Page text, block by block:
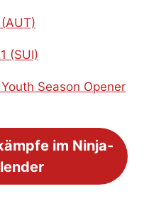
(SUI)
Season Opener
im Ninja-